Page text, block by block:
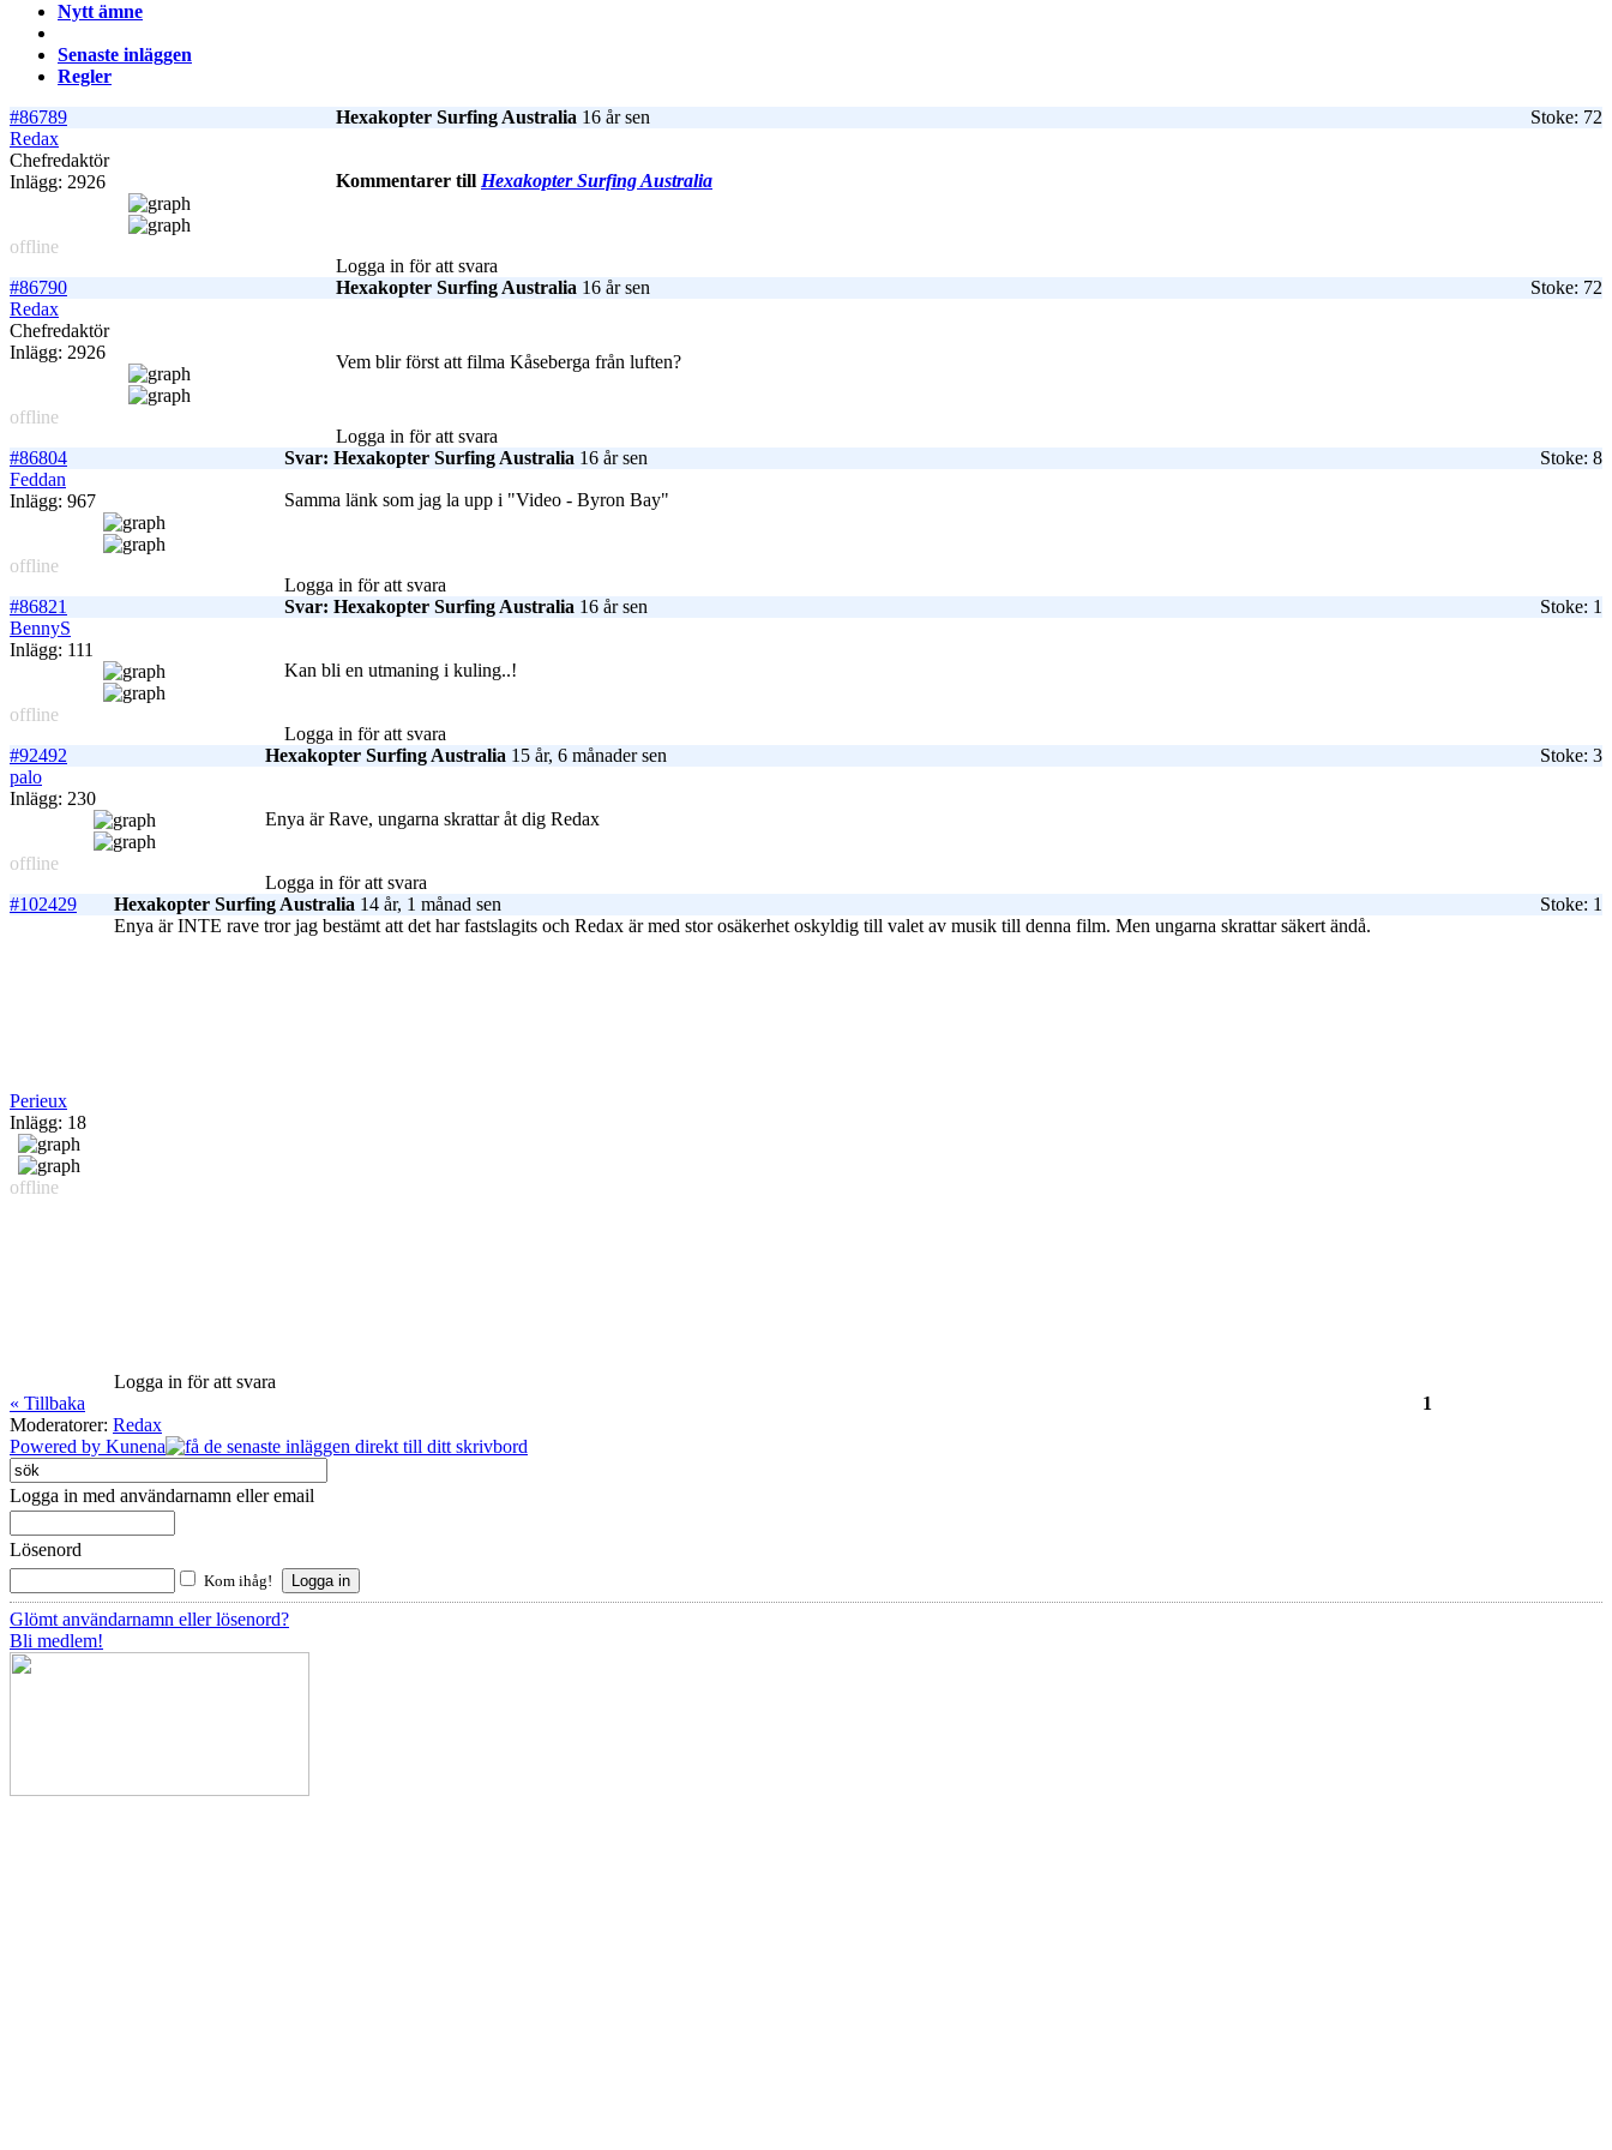
Nytt ämne
Senaste inläggen
Regler
#86789
Hexakopter Surfing Australia 16 år sen
Stoke: 72
Redax
Chefredaktör
Inlägg: 2926
offline
Kommentarer till Hexakopter Surfing Australia
Logga in för att svara
#86790
Hexakopter Surfing Australia 16 år sen
Stoke: 72
Redax
Chefredaktör
Inlägg: 2926
offline
Vem blir först att filma Kåseberga från luften?
Logga in för att svara
#86804
Svar: Hexakopter Surfing Australia 16 år sen
Stoke: 8
Feddan
Inlägg: 967
offline
Samma länk som jag la upp i "Video - Byron Bay"
Logga in för att svara
#86821
Svar: Hexakopter Surfing Australia 16 år sen
Stoke: 1
BennyS
Inlägg: 111
offline
Kan bli en utmaning i kuling..!
Logga in för att svara
#92492
Hexakopter Surfing Australia 15 år, 6 månader sen
Stoke: 3
palo
Inlägg: 230
offline
Enya är Rave, ungarna skrattar åt dig Redax
Logga in för att svara
#102429
Hexakopter Surfing Australia 14 år, 1 månad sen Stoke: 1
Perieux
Inlägg: 18
offline
Enya är INTE rave tror jag bestämt att det har fastslagits och Redax är med stor osäkerhet oskyldig till valet av musik till denna film. Men ungarna skrattar säkert ändå.
Logga in för att svara
« Tillbaka
1
Moderatorer: Redax
Powered by Kunena
Logga in med användarnamn eller email
Lösenord
Kom ihåg!
Glömt användarnamn eller lösenord?
Bli medlem!